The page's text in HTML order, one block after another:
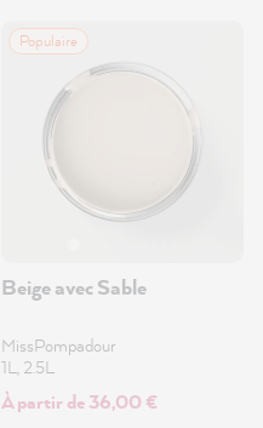
Populaire
Beige avec Sable
MissPompadour
1L, 2.5L
À partir de 36,00 €